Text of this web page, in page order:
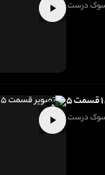
درست
درست
۵